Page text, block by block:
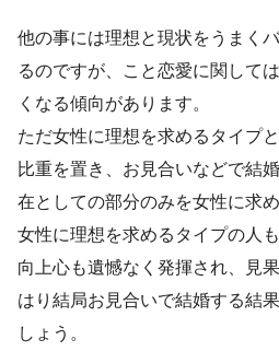
他の事には理想と現状をうまく
るのですが、こと恋愛に関して
くなる傾向があります。
ただ女性に理想を求めるタイプ
比重を置き、お見合いなどで結
在としての部分のみを女性に求
女性に理想を求めるタイプの人
向上心も遺憾なく発揮され、見
はり結局お見合いで結婚する結
しょう。